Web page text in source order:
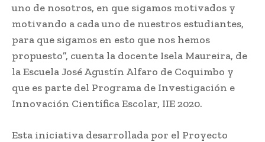
uno de nosotros, en que sigamos motivados y
motivando a cada uno de nuestros estudiantes,
para que sigamos en esto que nos hemos
propuesto”, cuenta la docente Isela Maureira, de
la Escuela José Agustín Alfaro de Coquimbo y
que es parte del Programa de Investigación e
Innovación Científica Escolar, IIE 2020.
Esta iniciativa desarrollada por el Proyecto